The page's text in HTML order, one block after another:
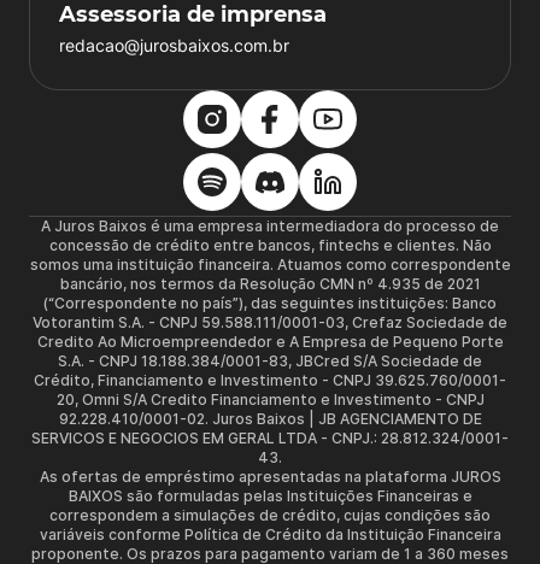
Assessoria de imprensa
redacao@jurosbaixos.com.br
A Juros Baixos é uma empresa intermediadora do processo de
concessão de crédito entre bancos, fintechs e clientes. Não
somos uma instituição financeira. Atuamos como correspondente
bancário, nos termos da Resolução CMN nº 4.935 de 2021
(“Correspondente no país”), das seguintes instituições: Banco
Votorantim S.A. - CNPJ 59.588.111/0001-03, Crefaz Sociedade de
Credito Ao Microempreendedor e A Empresa de Pequeno Porte
S.A. - CNPJ 18.188.384/0001-83, JBCred S/A Sociedade de
Crédito, Financiamento e Investimento - CNPJ 39.625.760/0001-
20, Omni S/A Credito Financiamento e Investimento - CNPJ
92.228.410/0001-02. Juros Baixos | JB AGENCIAMENTO DE
SERVICOS E NEGOCIOS EM GERAL LTDA - CNPJ.: 28.812.324/0001-
43.
As ofertas de empréstimo apresentadas na plataforma JUROS
BAIXOS são formuladas pelas Instituições Financeiras e
correspondem a simulações de crédito, cujas condições são
variáveis conforme Política de Crédito da Instituição Financeira
proponente. Os prazos para pagamento variam de 1 a 360 meses